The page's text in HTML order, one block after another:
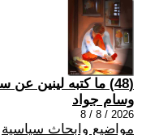
(48) ما كتبه لينين عن سلوك الإنتهازيين
وسام جواد
2026 / 8 / 8
مواضيع وابحاث سياسية